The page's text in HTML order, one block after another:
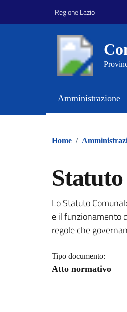
Regione Lazio
Amministrazione
Home /
Dettagli
Lo Statuto
e il funzionamento
regole che
Tipo documento:
Atto normativo